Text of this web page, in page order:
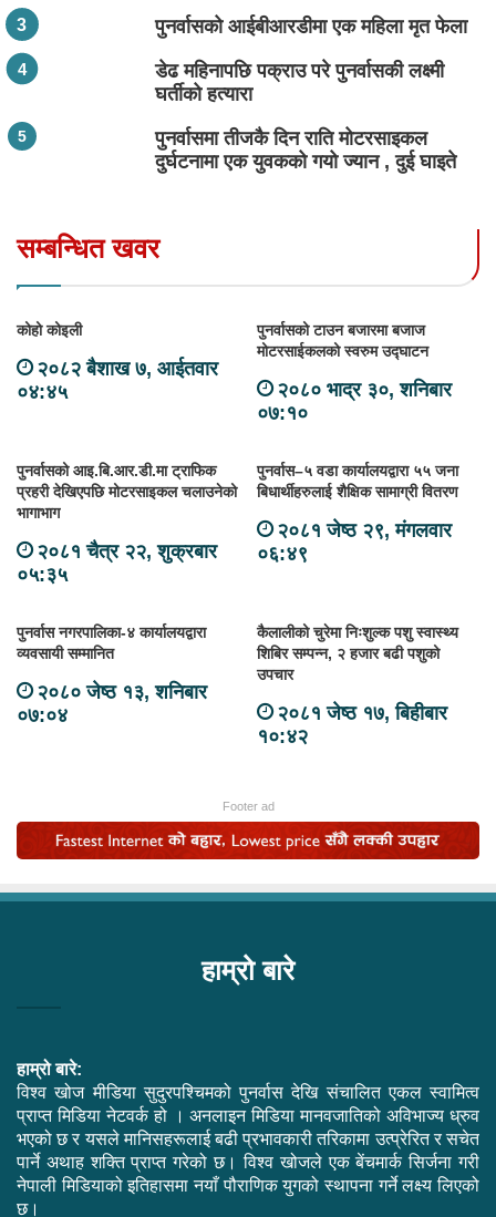
पुनर्वासको आईबीआरडीमा एक महिला मृत फेला
डेढ महिनापछि पक्राउ परे पुनर्वासकी लक्ष्मी
घर्तीको हत्यारा
पुनर्वासमा तीजकै दिन राति मोटरसाइकल
दुर्घटनामा एक युवकको गयो ज्यान , दुई घाइते
सम्बन्धित खवर
कोहो कोइली
२०८२ बैशाख ७, आईतवार
०४:४५
पुनर्वासको टाउन बजारमा बजाज
मोटरसाईकलको स्वरुम उद्घाटन
२०८० भाद्र ३०, शनिबार
०७:१०
पुनर्वासको आइ.बि.आर.डी.मा ट्राफिक
प्रहरी देखिएपछि मोटरसाइकल चलाउनेको
भागाभाग
२०८१ चैत्र २२, शुक्रबार
०५:३५
पुनर्वास–५ वडा कार्यालयद्वारा ५५ जना
बिधार्थीहरुलाई शैक्षिक सामाग्री वितरण
२०८१ जेष्ठ २९, मंगलवार
०६:४९
पुनर्वास नगरपालिका-४ कार्यालयद्वारा
व्यवसायी सम्मानित
२०८० जेष्ठ १३, शनिबार
०७:०४
कैलालीको चुरेमा निःशुल्क पशु स्वास्थ्य
शिबिर सम्पन्न, २ हजार बढी पशुको
उपचार
२०८१ जेष्ठ १७, बिहीबार
१०:४२
Footer ad
हाम्रो बारे
हाम्रो बारे:
विश्व खोज मीडिया सुदुरपश्चिमको पुनर्वास देखि संचालित एकल स्वामित्व
प्राप्त मिडिया नेटवर्क हो । अनलाइन मिडिया मानवजातिको अविभाज्य ध्रुव
भएको छ र यसले मानिसहरूलाई बढी प्रभावकारी तरिकामा उत्प्रेरित र सचेत
पार्ने अथाह शक्ति प्राप्त गरेको छ। विश्व खोजले एक बेंचमार्क सिर्जना गरी
नेपाली मिडियाको इतिहासमा नयाँ पौराणिक युगको स्थापना गर्ने लक्ष्य लिएको
छ।